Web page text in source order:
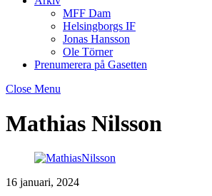
MFF Dam
Helsingborgs IF
Jonas Hansson
Ole Törner
Prenumerera på Gasetten
Close Menu
Mathias Nilsson
16 januari, 2024